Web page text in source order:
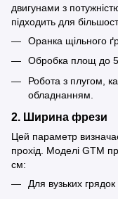
двигунами з
підходить для
Оранка щільного
Обробка площ до
Робота з плугом,
обладнанням.
2. Ширина фрези
Цей параметр
прохід. Моделі GTM
см:
Для вузьких